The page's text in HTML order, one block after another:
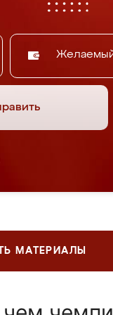
МАТЕРИАЛЫ